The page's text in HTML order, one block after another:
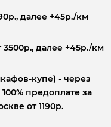
далее +45р./км
далее +45р./км
купе) - через
предоплате за
от 1190р.